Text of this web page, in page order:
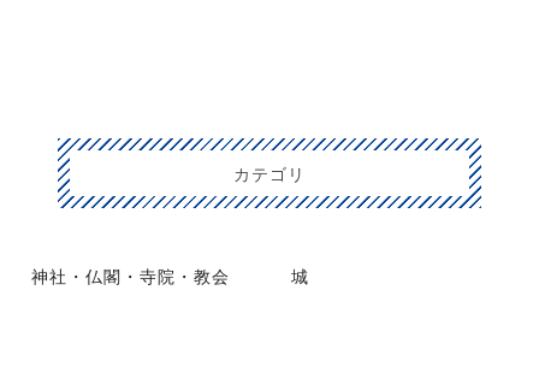
カテゴリ
神社・仏閣・寺院・教会 城